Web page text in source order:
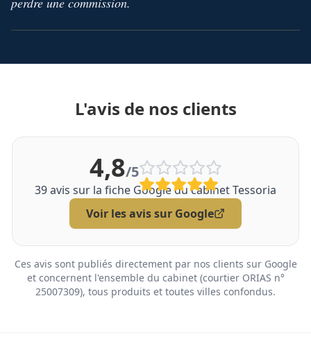
L'avis de nos clients
4,8/5
39avis sur la fiche Google du cabinet Tessoria
Voir les avis sur Google
Ces avis sont publiés directement par nos clients sur Google
et concernent l'ensemble du cabinet (courtier ORIAS n°
25007309), tous produits et toutes villes confondus.